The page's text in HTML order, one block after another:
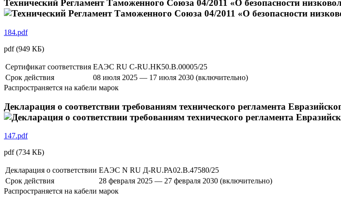
Технический Регламент Таможенного Союза 04/2011 «О безопасности
184.pdf
pdf(949 КБ)
Сертификат соответствия ЕАЭС RU C-RU.НК50.В.00005/25
Срок действия
08 июля 2025 — 17 июля 2030 (включительно)
Распространяется на кабели марок
Декларация о соответствии требованиям технического регламента
147.pdf
pdf(734 КБ)
Декларация о соответствии ЕАЭС N RU Д-RU.РА02.В.47580/25
Срок действия
28 февраля 2025 — 27 февраля 2030 (включительно)
Распространяется на кабели марок